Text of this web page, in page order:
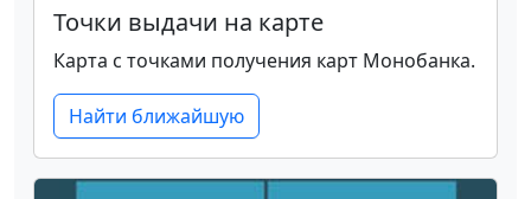
Точки выдачи на карте
Карта с точками получения карт Монобанка.
Найти ближайшую